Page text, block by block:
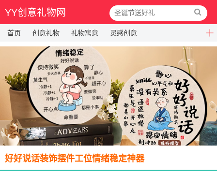
YY创意礼物网
首页 创意礼物 礼物寓意 灵感创意
好好说话装饰摆件工位情绪稳定神器